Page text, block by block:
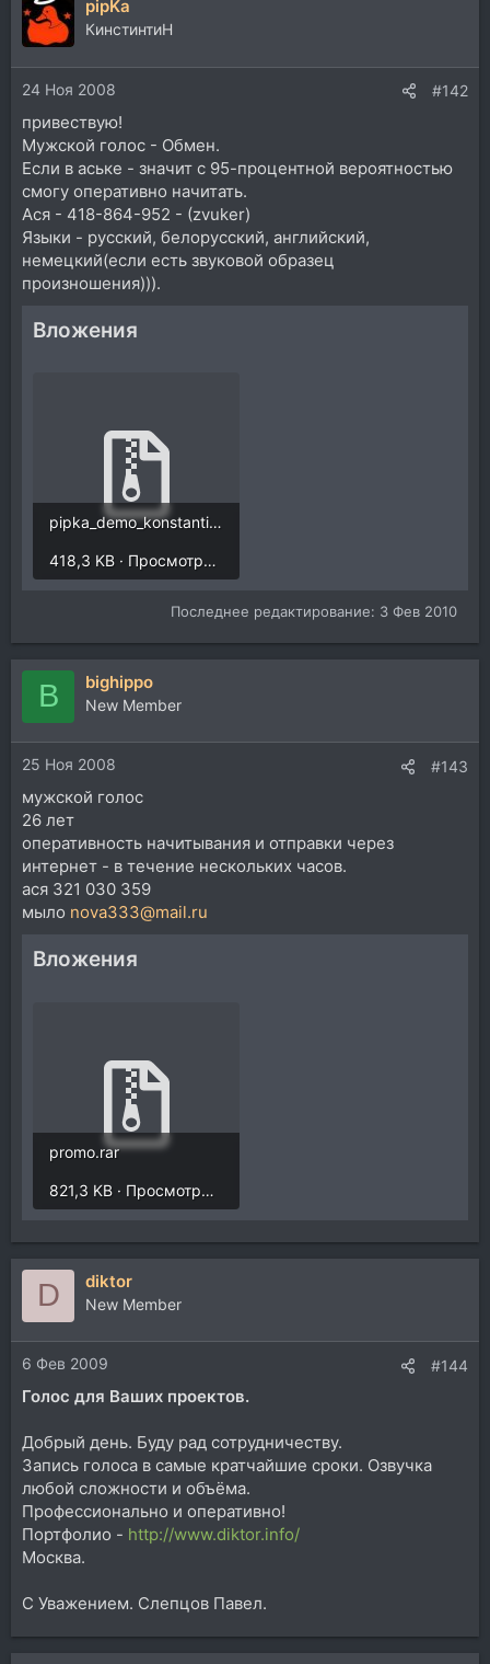
pipKa
КинстинтиН
24 Ноя 2008 #142
привествую!
Мужской голос - Обмен.
Если в аське - значит с 95-процентной вероятностью
смогу оперативно начитать.
Ася - 418-864-952 - (zvuker)
Языки - русский, белорусский, английский,
немецкий(если есть звуковой образец
произношения))).
Вложения
pipka_demo_konstantin.zip
418,3 KB · Просмотры: 4
Последнее редактирование: 3 Фев 2010
B bighippo
New Member
25 Ноя 2008 #143
мужской голос
26 лет
оперативность начитывания и отправки через
интернет - в течение нескольких часов.
ася 321 030 359
мыло nova333@mail.ru
Вложения
promo.rar
821,3 KB · Просмотры: 29
D diktor
New Member
6 Фев 2009 #144
Голос для Ваших проектов.
Добрый день. Буду рад сотрудничеству.
Запись голоса в самые кратчайшие сроки. Озвучка
любой сложности и объёма.
Профессионально и оперативно!
Портфолио - http://www.diktor.info/
Москва.
С Уважением. Слепцов Павел.